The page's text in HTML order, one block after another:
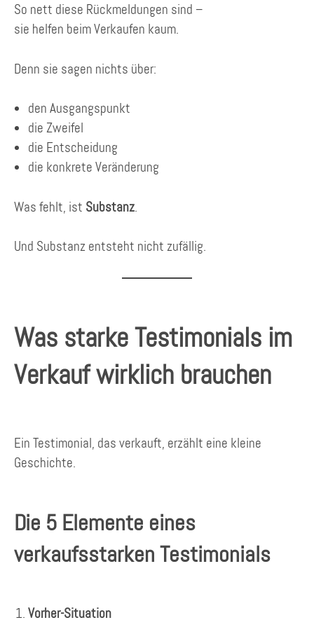
So nett diese Rückmeldungen sind –
sie helfen beim Verkaufen kaum.
Denn sie sagen nichts über:
den Ausgangspunkt
die Zweifel
die Entscheidung
die konkrete Veränderung
Was fehlt, ist Substanz.
Und Substanz entsteht nicht zufällig.
Was starke Testimonials im
Verkauf wirklich brauchen
Ein Testimonial, das verkauft, erzählt eine kleine
Geschichte.
Die 5 Elemente eines
verkaufsstarken Testimonials
Vorher-Situation